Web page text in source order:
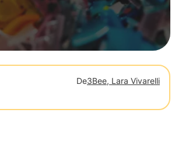
De3Bee, Lara Vivarelli